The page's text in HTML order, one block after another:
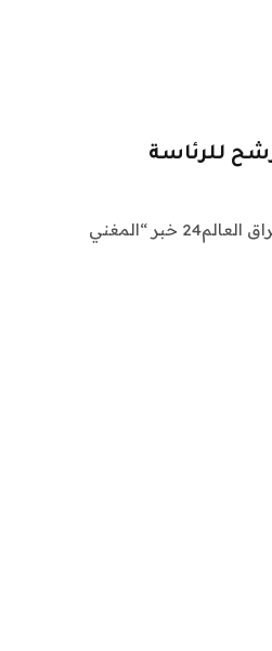
للرئاسة
اشراق العالم 24 متابعات عالمية عاجلة: نقدم لكم في اشراق العالم24 خبر “المغني